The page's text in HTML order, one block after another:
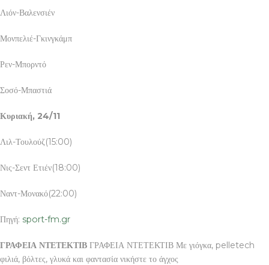
Λιόν-Βαλενσιέν
Μονπελιέ-Γκινγκάμπ
Ρεν-Μπορντό
Σοσό-Μπαστιά
Κυριακή, 24/11
Λιλ-Τουλούζ(15:00)
Νις-Σεντ Ετιέν(18:00)
Ναντ-Μονακό(22:00)
Πηγή: sport-fm.gr
ΓΡΑΦΕΙΑ ΝΤΕΤΕΚΤΙΒ ΓΡΑΦΕΙΑ ΝΤΕΤΕΚΤΙΒ Με γιόγκα, pelletech
φιλιά, βόλτες, γλυκά και φαντασία νικήστε το άγχος